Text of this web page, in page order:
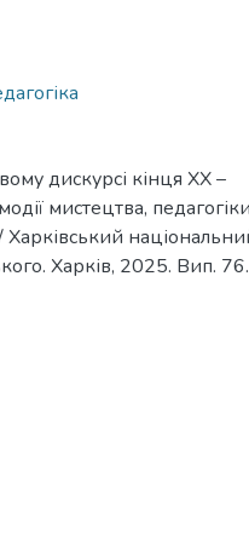
дискурсі кінця ХХ –
мистецтва, педагогіки
/ Харківський
Харків, 2025. Вип. 76.